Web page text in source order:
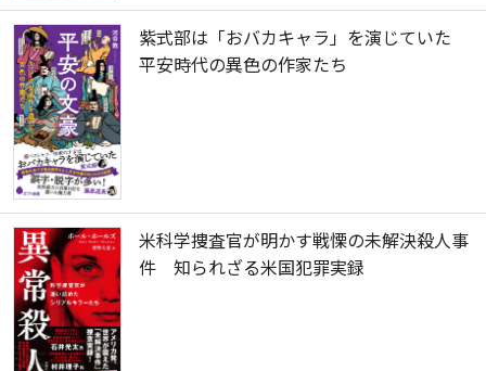
紫式部は「おバカキャラ」を演じていた
平安時代の異色の作家たち
米科学捜査官が明かす戦慄の未解決殺人事
件 知られざる米国犯罪実録